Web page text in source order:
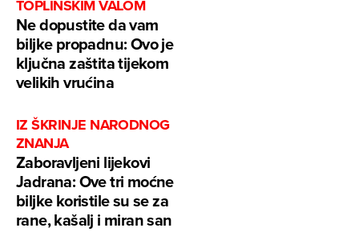
TOPLINSKIM VALOM
Ne dopustite da vam
biljke propadnu: Ovo je
ključna zaštita tijekom
velikih vrućina
IZ ŠKRINJE NARODNOG
ZNANJA
Zaboravljeni lijekovi
Jadrana: Ove tri moćne
biljke koristile su se za
rane, kašalj i miran san